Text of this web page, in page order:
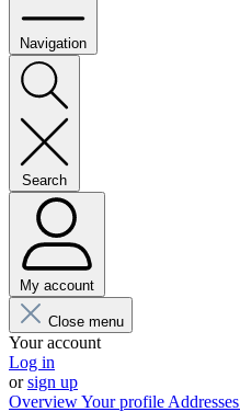
Navigation
Search
My account
Close menu
Your account
Log in
orsign up
OverviewYour profile Addresses